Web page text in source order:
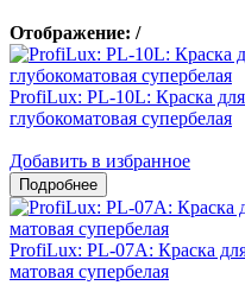
Отображение: /
ProfiLux: PL-10L: Краска
глубокоматовая супербелая
Добавить в избранное
ProfiLux: PL-07А: Краска
матовая супербелая